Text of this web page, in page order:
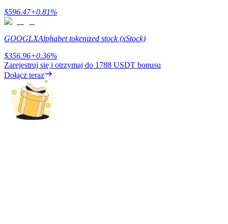
Launchpool
Elastyczne stawianie zakładów, aby zarabiać na popularnych
tokenach
$596.47+0.81%
GOOGLXAlphabet tokenized stock (xStock)
$356.96+0.36%
Zarejestruj się i otrzymaj do 1788 USDT bonusu
Dołącz teraz